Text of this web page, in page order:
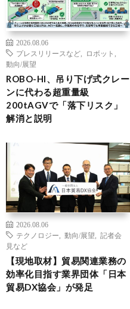
2026.08.06
プレスリリースなど
ロボット
動向/展望
ROBO-HI、吊り下げ式クレー
ンに代わる超重量級
200tAGVで「落下リスク」
解消と説明
2026.08.06
テクノロジー
動向/展望
記者会
見など
【現地取材】貿易関連業務の
効率化目指す業界団体「日本
貿易DX協会」が発足